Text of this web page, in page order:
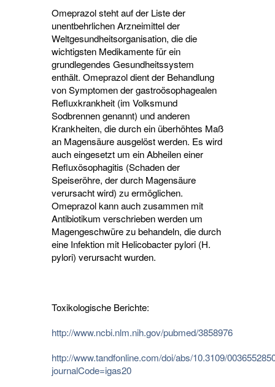
Omeprazol steht auf der Liste der
unentbehrlichen Arzneimittel der
Weltgesundheitsorganisation, die die
wichtigsten Medikamente für ein
grundlegendes Gesundheitssystem
enthält. Omeprazol dient der Behandlung
von Symptomen der gastroösophagealen
Refluxkrankheit (im Volksmund
Sodbrennen genannt) und anderen
Krankheiten, die durch ein überhöhtes Maß
an Magensäure ausgelöst werden. Es wird
auch eingesetzt um ein Abheilen einer
Refluxösophagitis (Schaden der
Speiseröhre, der durch Magensäure
verursacht wird) zu ermöglichen.
Omeprazol kann auch zusammen mit
Antibiotikum verschrieben werden um
Magengeschwüre zu behandeln, die durch
eine Infektion mit Helicobacter pylori (H.
pylori) verursacht wurden.
Toxikologische Berichte:
http://www.ncbi.nlm.nih.gov/pubmed/3858976
http://www.tandfonline.com/doi/abs/10.3109/
journalCode=igas20